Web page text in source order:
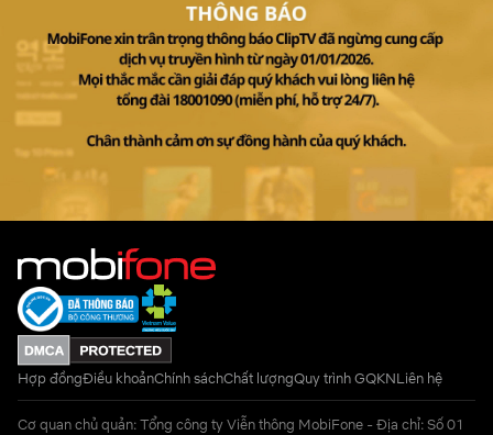
Hợp đồngĐiều khoảnChính sáchChất lượngQuy trình GQKNLiên hệ
Cơ quan chủ quản: Tổng công ty Viễn thông MobiFone - Địa chỉ: Số 01